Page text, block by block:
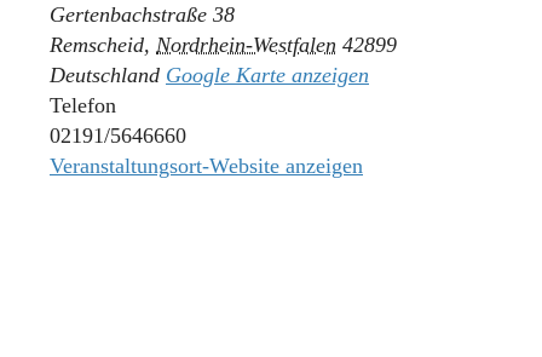
Gertenbachstraße 38
Remscheid, Nordrhein-Westfalen 42899
Deutschland Google Karte anzeigen
Telefon
02191/5646660
Veranstaltungsort-Website anzeigen